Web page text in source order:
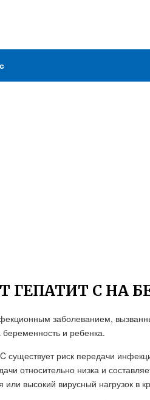
ГЕПАТИТ С НА
заболеванием,
и ребенка.
существует риск передачи
относительно низка и
высокий вирусный нагрузок в